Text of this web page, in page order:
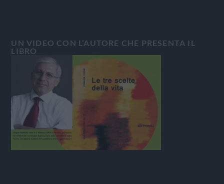
UN VIDEO CON L’AUTORE CHE PRESENTA IL
LIBRO